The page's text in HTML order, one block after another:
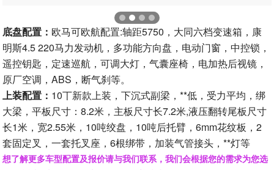
底盘配置： 欧马可欧航配置:轴距5750，大同六档变速箱，康
明斯4.5 220马力发动机，多功能方向盘，电动门窗，中控锁，
遥控钥匙，定速巡航，可调大灯，气囊座椅，电加热后视镜，
原厂空调，ABS，断气刹等。
上装配置： 10丅新款上装，下沉式副梁，**低，受力平均，绑
大梁，平板尺寸：8.2米，主板尺寸长7.2米,液压翻转尾板尺寸
长1米，宽2.55米，10吨绞盘，10吨后托臂，6mm花纹板，2
套固定叉，一套托叉座，6根绑带，加装气管接头，**灯等
想了解更多车型配置及报价请与我们联系，我们会根据您的需求为您选